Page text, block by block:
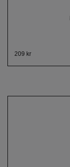
209 kr